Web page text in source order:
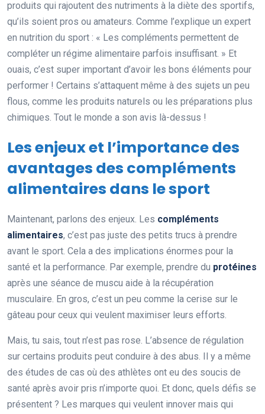
produits qui rajoutent des nutriments à la diète des sportifs,
qu’ils soient pros ou amateurs. Comme l’explique un expert
en nutrition du sport : « Les compléments permettent de
compléter un régime alimentaire parfois insuffisant. » Et
ouais, c’est super important d’avoir les bons éléments pour
performer ! Certains s’attaquent même à des sujets un peu
flous, comme les produits naturels ou les préparations plus
chimiques. Tout le monde a son avis là-dessus !
Les enjeux et l’importance des
avantages des compléments
alimentaires dans le sport
Maintenant, parlons des enjeux. Les compléments
alimentaires, c’est pas juste des petits trucs à prendre
avant le sport. Cela a des implications énormes pour la
santé et la performance. Par exemple, prendre du protéines
après une séance de muscu aide à la récupération
musculaire. En gros, c’est un peu comme la cerise sur le
gâteau pour ceux qui veulent maximiser leurs efforts.
Mais, tu sais, tout n’est pas rose. L’absence de régulation
sur certains produits peut conduire à des abus. Il y a même
des études de cas où des athlètes ont eu des soucis de
santé après avoir pris n’importe quoi. Et donc, quels défis se
présentent ? Les marques qui veulent innover mais qui